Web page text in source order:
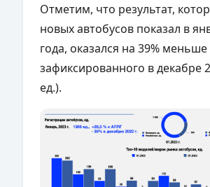
Отметим, что результат,
новых автобусов показал в
года, оказался на 39% меньше
зафиксированного в декабре
ед.).